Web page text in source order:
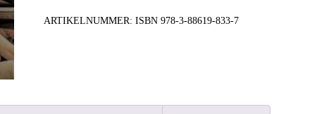
ARTIKELNUMMER: ISBN 978-3-88619-833-7